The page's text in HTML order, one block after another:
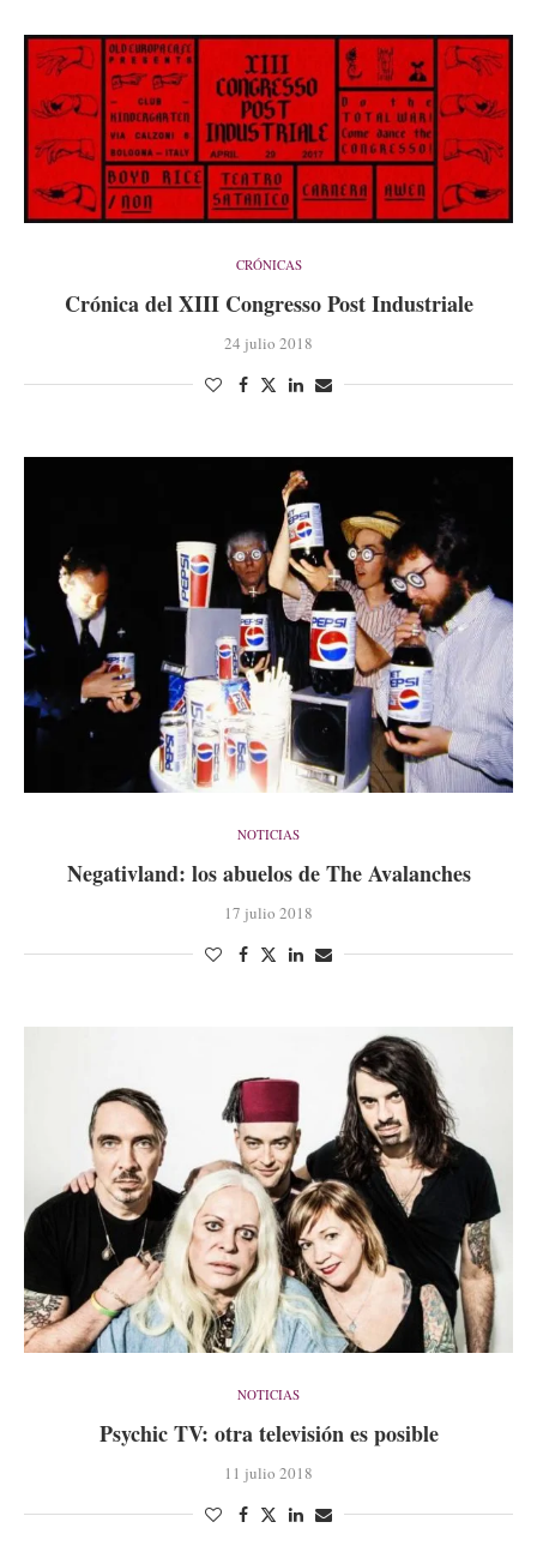
CRÓNICAS
Crónica del XIII Congresso Post Industriale
24 julio 2018
NOTICIAS
Negativland: los abuelos de The Avalanches
17 julio 2018
NOTICIAS
Psychic TV: otra televisión es posible
11 julio 2018